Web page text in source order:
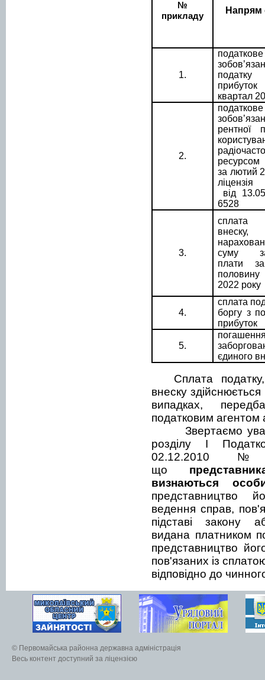
№
прикладу
Напрям
1.
податкове
квартал
2.
податкове
рентної
за лютий
ліцензія
від
6528
3.
сплата
внеску,
суму
плати
2022 року
4.
сплата
боргу з
прибуток
5.
єдиного
Сплата
внеску
випадках,
податковим агентом
Звертаємо
розділу І
02.12.2010 №
що
п
визнаються
представництво
ведення справ,
підставі закону
видана платником
представництво
пов'язаних із
відповідно до
© Первомайська районна державна адміністрація
Весь контент доступний за ліцензією